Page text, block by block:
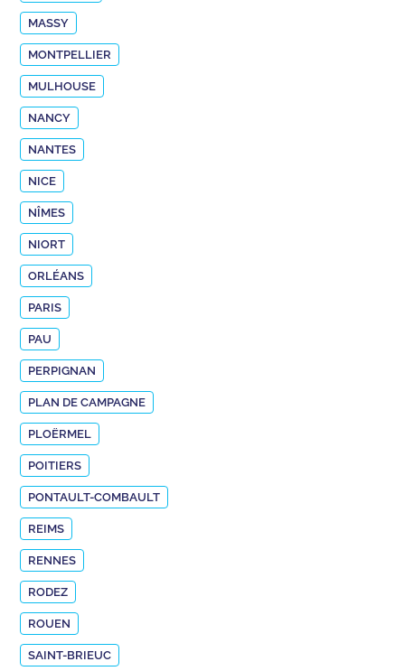
MASSY
MONTPELLIER
MULHOUSE
NANCY
NANTES
NICE
NÎMES
NIORT
ORLÉANS
PARIS
PAU
PERPIGNAN
PLAN DE CAMPAGNE
PLOËRMEL
POITIERS
PONTAULT-COMBAULT
REIMS
RENNES
RODEZ
ROUEN
SAINT-BRIEUC